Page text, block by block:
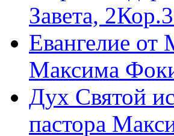
Завета,
Евангелие от
Максима
Дух Святой
пастора